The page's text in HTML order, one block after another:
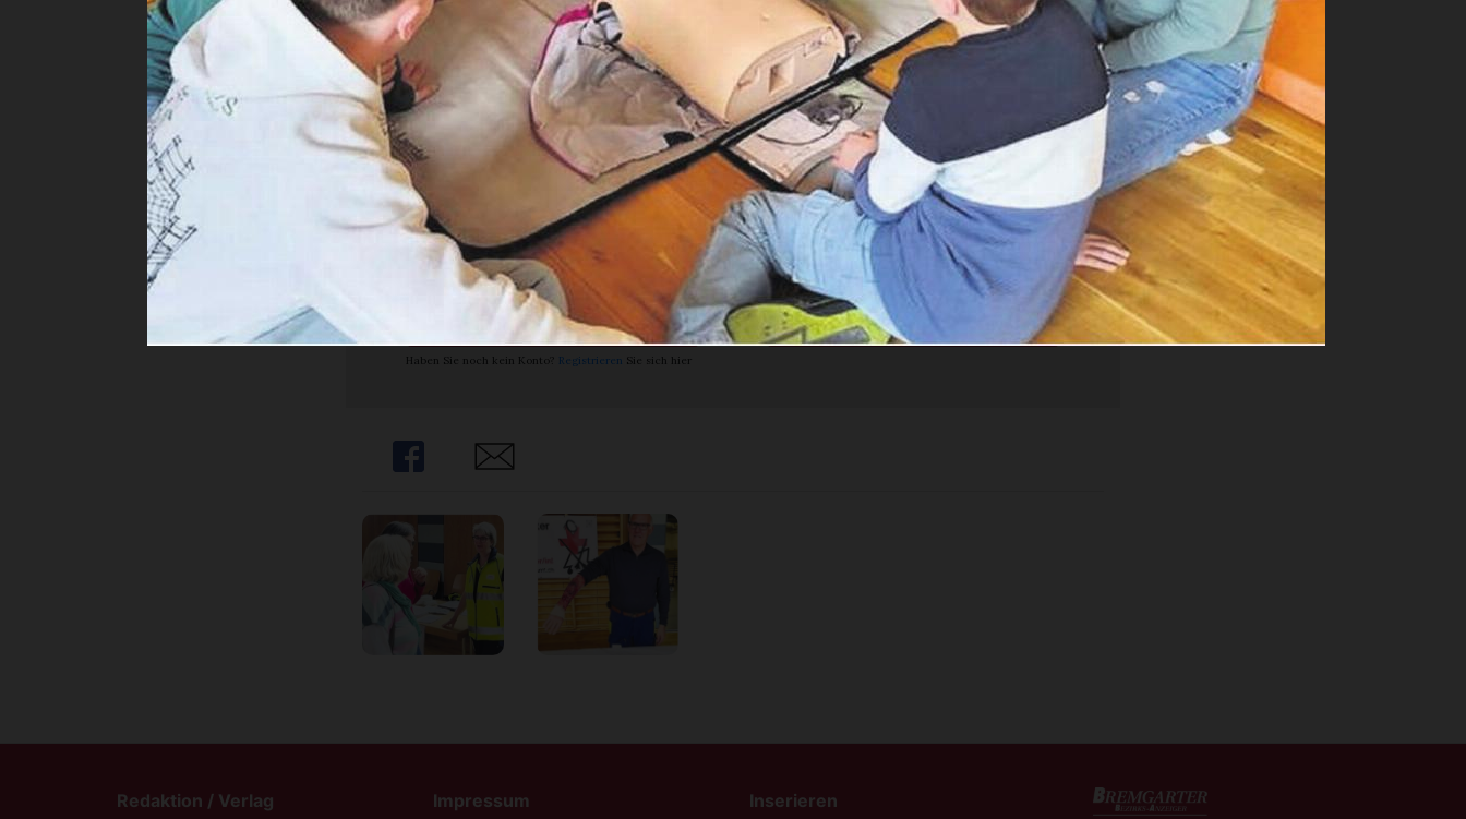
Veranstaltung lud dazu ein, unter fachkundiger ...
Möchten Sie
weiterlesen?
Ja. Ich bin
Abonnent.
Anmelden
Haben Sie noch kein Konto? Registrieren Sie sich hier
Ja. Ich benötige
ein Abo.
Abo Angebote
Share Share
Redaktion / Verlag Impressum Inserieren